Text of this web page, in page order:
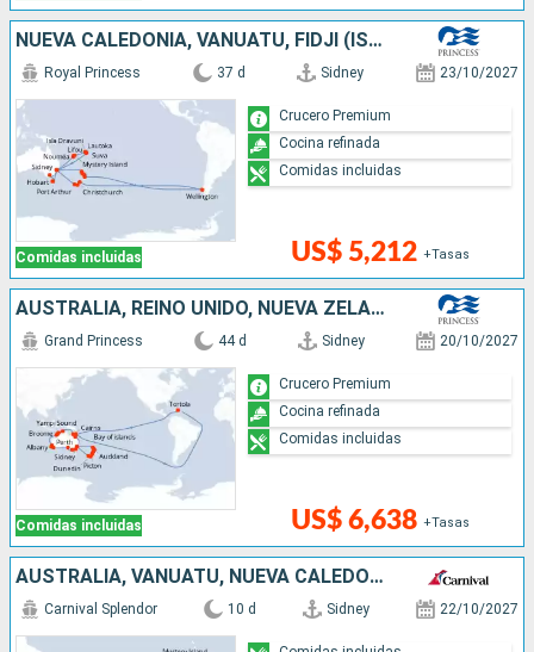
NUEVA CALEDONIA, VANUATU, FIDJI (ISLAS), CHILE, NUEVA ZELANDA, AUSTRALIA
Comidas incluidas
Royal Princess 37 d Sidney 23/10/2027
US$ 5,212 +Tasas
Crucero Premium
Cocina refinada
Comidas incluidas
AUSTRALIA, REINO UNIDO, NUEVA ZELANDA
Comidas incluidas
Grand Princess 44 d Sidney 20/10/2027
US$ 6,638 +Tasas
Crucero Premium
Cocina refinada
Comidas incluidas
AUSTRALIA, VANUATU, NUEVA CALEDONIA
Carnival Splendor 10 d Sidney 22/10/2027